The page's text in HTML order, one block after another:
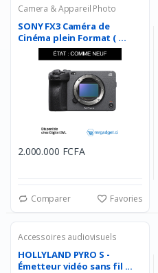
Camera & Appareil Photo
SONY FX3 Caméra de
Cinéma plein Format ( ...
2.000.000 FCFA
Comparer Favories
Accessoires audiovisuels
HOLLYLAND PYRO S -
Émetteur vidéo sans fil ...